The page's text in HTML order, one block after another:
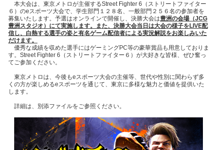
本大会は、東京メトロが主催するStreet Fighter 6（ストリートファイター
６）のeスポーツ大会で、学生部門１２８名、一般部門２５６名の参加者を
募集いたします。予選はオンラインで開催し、決勝大会は豊洲の会場（JCG
豊洲スタジオ）にて実施します。また、決勝大会当日は大会の様子をLIVE配
信し、白熱する選手の姿と有名ゲーム配信者による実況解説をお楽しみいた
だけます。
優秀な成績を収めた選手にはゲーミングPC等の豪華賞品も用意しておりま
す。Street Fighter 6（ストリートファイター６）が大好きな皆様、ぜひ奮っ
てご参加ください。
東京メトロは、今後もeスポーツ大会の主催等、世代や性別に関わらず多
くの方が楽しめるeスポーツを通じて、東京に多様な魅力と価値を提供いた
します。
詳細は、別添ファイルをご参照ください。